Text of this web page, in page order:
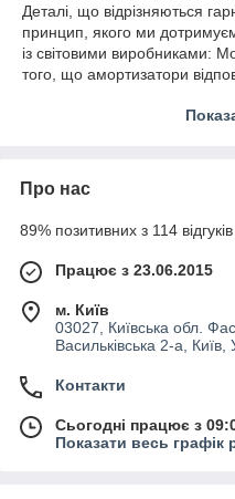
Деталі, що відрізняються
принцип, якого ми
із світовими виробниками:
того, що амортизатори
та вибирають запчастини
Амортизатори
широкому
Амортизатор - деталь, що
коливань та поглинання
елементом підвіски
якого компенсуються
Обираючи амортизатор
бренд. Залежно від такого
класифікуються на
випадку пристрої для
транспортних засобів. Для
бездоганна якість. Аналоги
Про нас
89% позитивних з 114 відгуків
Працює з 23.06.2015
м. Київ
03027, Київська обл.
Васильківська 2-а, Київ,
Контакти
Сьогодні працює з
Показати весь графік